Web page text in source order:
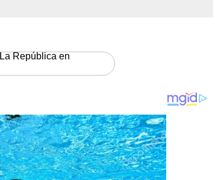
República en